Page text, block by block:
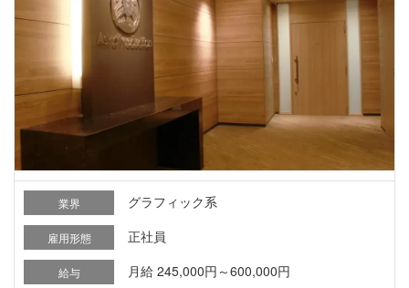
業界 グラフィック系
雇用形態 正社員
給与 月給 245,000円～600,000円